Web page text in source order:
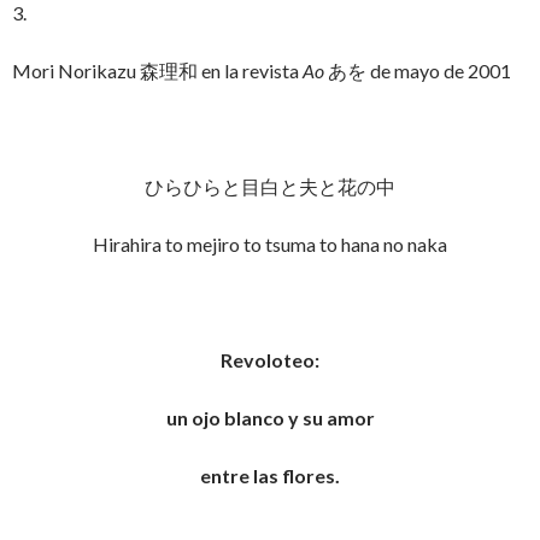
3.
Mori Norikazu 森理和 en la revistaAo あを de mayo de 2001
ひらひらと目白と夫と花の中
Hirahira to mejiro to tsuma to hana no naka
Revoloteo:
un ojo blanco y su amor
entre las flores.